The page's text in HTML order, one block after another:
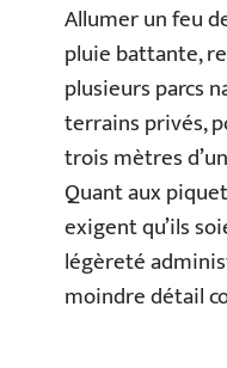
Allumer un feu
pluie battante,
plusieurs parcs
terrains privés,
trois mètres
Quant aux
exigent qu’ils
légèreté
moindre détail